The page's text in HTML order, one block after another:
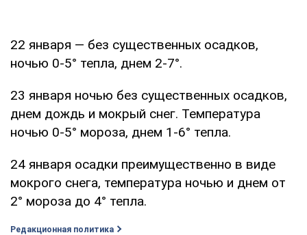
22 января — без существенных осадков,
ночью 0-5° тепла, днем 2-7°.
23 января ночью без существенных осадков,
днем дождь и мокрый снег. Температура
ночью 0-5° мороза, днем 1-6° тепла.
24 января осадки преимущественно в виде
мокрого снега, температура ночью и днем от
2° мороза до 4° тепла.
Редакционная политика